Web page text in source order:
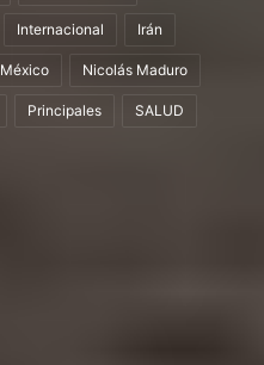
Internacional Irán
México Nicolás Maduro
Principales SALUD